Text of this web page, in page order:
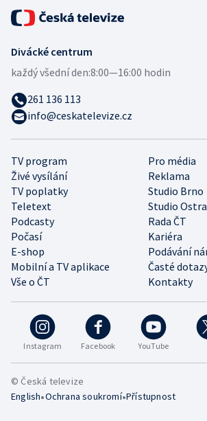
Instagram Facebook YouTube
TV program
Pro média
Živé vysílání
Reklama
TV poplatky
Studio Brno
Teletext
Studio
Podcasty
Rada ČT
Počasí
Kariéra
E-shop
Podávání
Mobilní a TV aplikace
Časté
Vše o ČT
Kontakty
Divácké centrum
každý všední den:8:00—16:00 hodin
261 136 113
info@ceskatelevize.cz
© Česká televize
English•Ochrana soukromí•Přístupnost